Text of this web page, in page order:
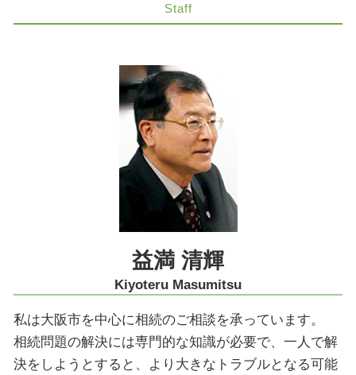
生前対策 種類
限定承認 弁済
限定承認 賃貸
相続税対策 不動産
労働問題 弁護士 パワハラ
インフォームドコンセント とは
医療過誤 出産
労働問題 弁護士
コンプライアンス パワハラ
医療過誤 責任 個人
人身事故 慰謝料
法律問題 神戸市 弁護士
労働問題 神戸市 弁護士
労働問題 大阪市 弁護士
遺留分侵害額請求 神戸市 弁護士
削除請求 大阪市 弁護士
不動産トラブル 大阪市 弁護士
不動産トラブル 神戸市 弁護士
契約法務 大阪市 弁護士
限定承認 神戸市 弁護士
医療過誤 大阪市 弁護士
生前対策 神戸市 弁護士
紛争解決 神戸市 弁護士
商取引 大阪市 弁護士
Staff
益満 清輝
Kiyoteru Masumitsu
私は大阪市を中心に相続のご相談を承っています。
相続問題の解決には専門的な知識が必要で、一人で解
決をしようとすると、より大きなトラブルとなる可能